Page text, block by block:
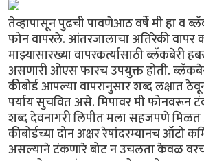
तेव्हापासून पुढची पावणेआठ वर्षे मी हा व
फोन वापरले. आंतरजालाचा अतिरेकी वापर
माझ्यासारख्या वापरकर्त्यासाठी ब्लॅकबेरी
असणारी ओएस फारच उपयुक्त होती.
कीबोर्ड आपल्या वापरानुसार शब्द लक्षात
पर्याय सुचवित असे. मिपावर मी फोनवरून
शब्द देवनागरी लिपीत मला सहजपणे
कीबोर्डच्या दोन अक्षर रेषांदरम्यानच ऑटो
असल्याने टंकणारे बोट न उचलता केवळ